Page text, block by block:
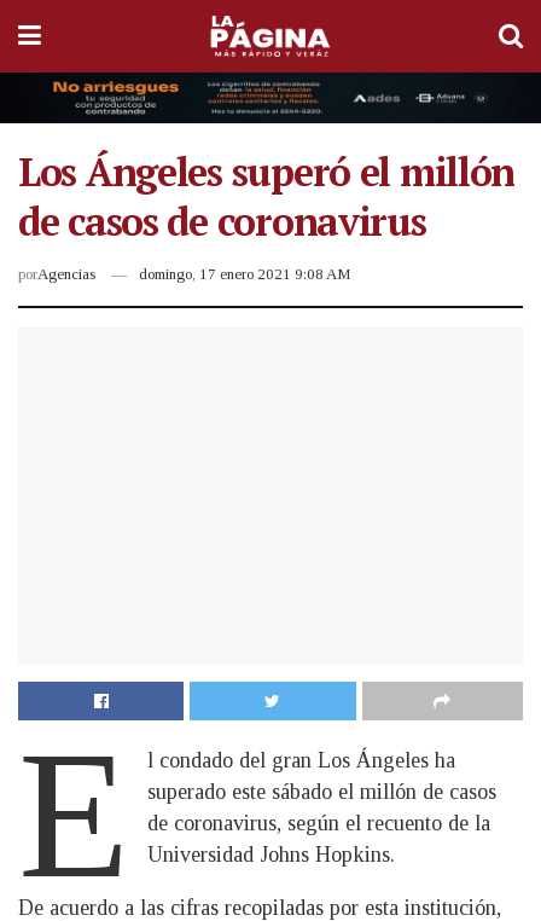
Los Ángeles superó el millón
de casos de coronavirus
porAgencias domingo, 17 enero 2021 9:08 AM
E
l condado del gran Los Ángeles ha
superado este sábado el millón de casos
de coronavirus, según el recuento de la
Universidad Johns Hopkins.
De acuerdo a las cifras recopiladas por esta institución,